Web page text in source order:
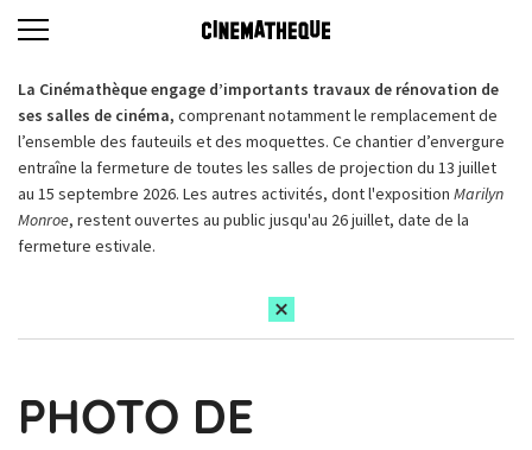
La Cinémathèque engage d’importants travaux de rénovation de
ses salles de cinéma, comprenant notamment le remplacement de
l’ensemble des fauteuils et des moquettes. Ce chantier d’envergure
entraîne la fermeture de toutes les salles de projection du 13 juillet
au 15 septembre 2026. Les autres activités, dont l'exposition Marilyn
Monroe, restent ouvertes au public jusqu'au 26 juillet, date de la
fermeture estivale.
PHOTO DE